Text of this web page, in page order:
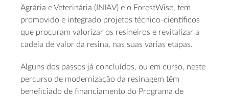
Agrária e Veterinária (INIAV) e o ForestWise, tem
promovido e integrado projetos técnico-científicos
que procuram valorizar os resineiros e revitalizar a
cadeia de valor da resina, nas suas várias etapas.
Alguns dos passos já concluídos, ou em curso, neste
percurso de modernização da resinagem têm
beneficiado de financiamento do Programa de